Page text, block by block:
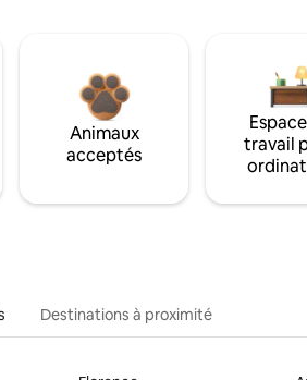
Animaux
acceptés
travail
Destinations à proximité